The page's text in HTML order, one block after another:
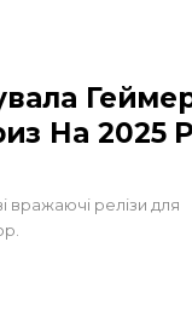
На 2025
вражаючі релізи для